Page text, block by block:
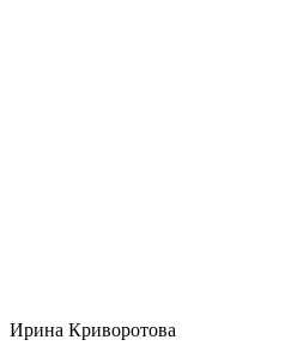
Ирина Криворотова